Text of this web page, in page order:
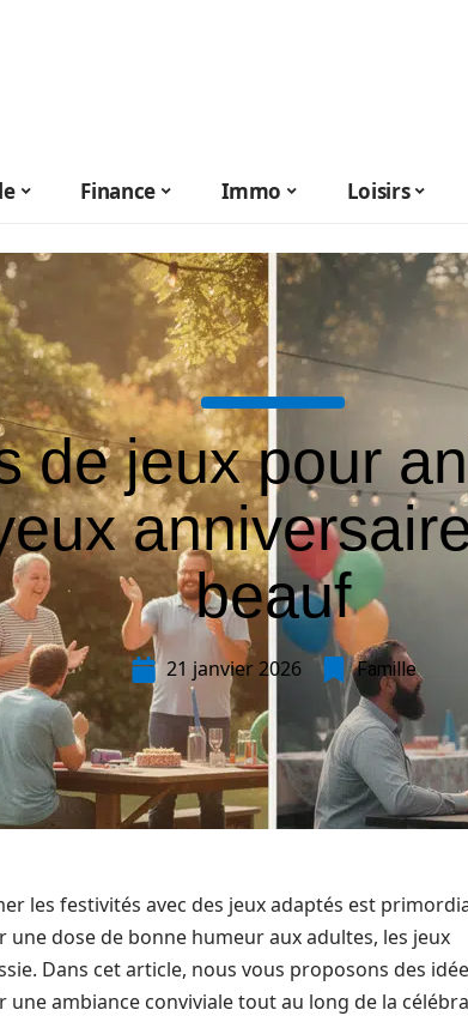
Finance Immo Loisirs
de jeux pour
beauf
21 janvier 2026 Famille
les festivités avec des jeux adaptés est
dose de bonne humeur aux adultes, les jeux
Dans cet article, nous vous proposons des
ambiance conviviale tout au long de la